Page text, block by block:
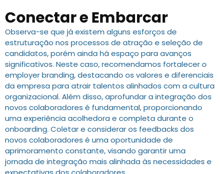
Conectar e Embarcar
Observa-se que já existem alguns esforços de
estruturação nos processos de atração e seleção de
candidatos, porém ainda há espaço para avanços
significativos. Neste caso, recomendamos fortalecer o
employer branding, destacando os valores e diferenciais
da empresa para atrair talentos alinhados com a cultura
organizacional. Além disso, aprofundar a integração dos
novos colaboradores é fundamental, proporcionando
uma experiência acolhedora e completa durante o
onboarding. Coletar e considerar os feedbacks dos
novos colaboradores é uma oportunidade de
aprimoramento constante, visando garantir uma
jornada de integração mais alinhada às necessidades e